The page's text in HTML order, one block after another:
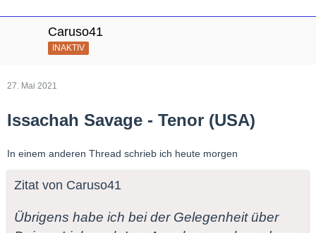
Caruso41
INAKTIV
27. Mai 2021
Issachah Savage - Tenor (USA)
In einem anderen Thread schrieb ich heute morgen
Zitat von Caruso41
Übrigens habe ich bei der Gelegenheit über